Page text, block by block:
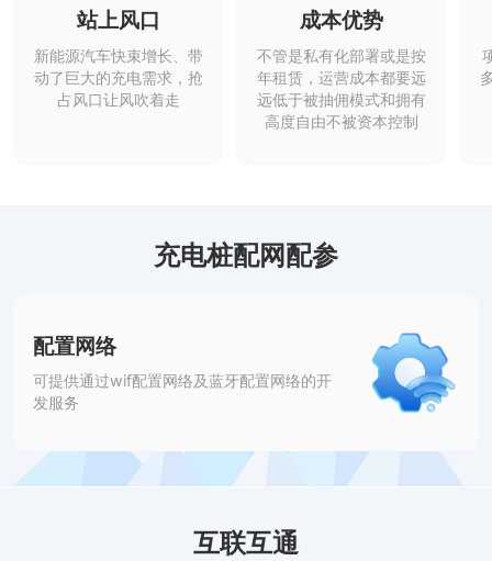
站上风口
新能源汽⻋快束增⻓、带
动了巨大的充电需求，抢
占⻛口让⻛吹着走
成本优势
不管是私有化部署或是按
年租赁，运营成本都要远
远低于被抽佣模式和拥有
高度自由不被资本控制
充电桩配网配参
配置网络
可提供通过wif配置网络及蓝牙配置网络的开
发服务
互联互通